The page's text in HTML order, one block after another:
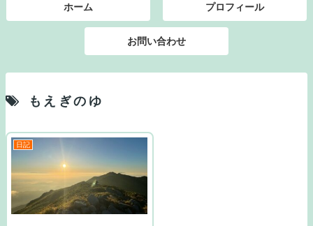
ホーム プロフィール
お問い合わせ
もえぎのゆ
日記